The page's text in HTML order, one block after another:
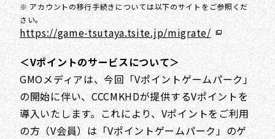
※ アカウントの移行手続きについては以下のサイトをご参照くだ
さい。
https://game-tsutaya.tsite.jp/migrate/
＜Vポイントのサービスについて＞
GMOメディアは、今回「Vポイントゲームパーク」
の開始に伴い、CCCMKHDが提供するVポイントを
導入いたします。これにより、Vポイントをご利用
の方（V会員）は「Vポイントゲームパーク」のゲ